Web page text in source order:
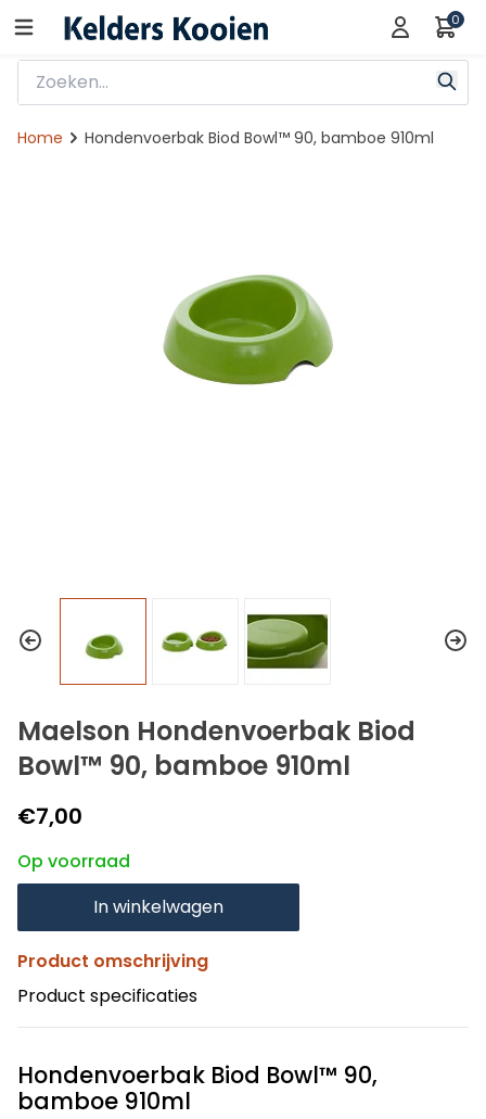
0
Home Hondenvoerbak Biod Bowl™ 90, bamboe 910ml
Maelson Hondenvoerbak Biod
Bowl™ 90, bamboe 910ml
€7,00
Op voorraad
In winkelwagen
Product omschrijving
Product specificaties
Hondenvoerbak Biod Bowl™ 90,
bamboe 910ml